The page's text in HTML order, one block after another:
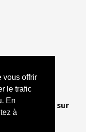
vous offrir
le trafic
En
à
pas de vente sur